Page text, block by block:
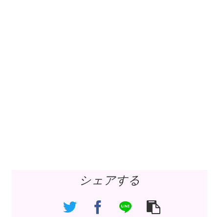
シェアする